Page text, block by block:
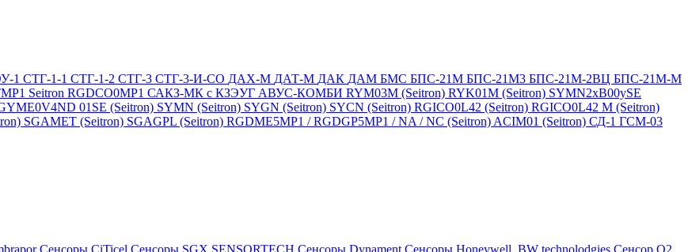
1 СТГ-1-1 СТГ-1-2 СТГ-3 СТГ-3-И-CO ДАХ-М ДАТ-М ДАК ДАМ БМС БПС-21М БПС-21М3 БПС-21М-2ВЦ БПС-21М-М
Seitron RGDCO0MP1 САКЗ-МК с КЗЭУГ АВУС-КОМБИ RYM03M (Seitron) RYK01M (Seitron) SYMN2хB00ySE
01SE (Seitron) SYMN (Seitron) SYGN (Seitron) SYCN (Seitron) RGICO0L42 (Seitron) RGICO0L42 M (Seitron)
SGAMET (Seitron) SGAGPL (Seitron) RGDME5MP1 / RGDGP5MP1 / NA / NC (Seitron) ACIM01 (Seitron) СД-1 ГСМ-03